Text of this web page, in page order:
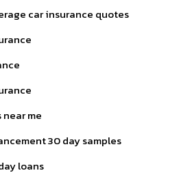
car insurance quotes
me
30 day samples
loans